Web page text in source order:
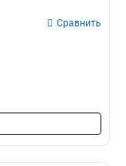
Сравнить